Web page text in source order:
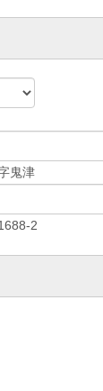
鬼津
2